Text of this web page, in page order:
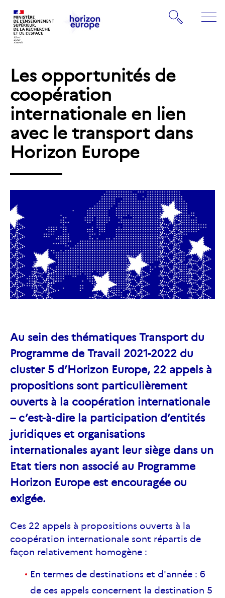
d'accueil
page
d'accueil
Rechercher
Les opportunités de
coopération
internationale en lien
avec le transport dans
Horizon Europe
Au sein des thématiques Transport du
Programme de Travail 2021-2022 du
cluster 5 d’Horizon Europe, 22 appels à
propositions sont particulièrement
ouverts à la coopération internationale
– c’est-à-dire la participation d’entités
juridiques et organisations
internationales ayant leur siège dans un
Etat tiers non associé au Programme
Horizon Europe est encouragée ou
exigée.
Ces 22 appels à propositions ouverts à la
coopération internationale sont répartis de
façon relativement homogène :
En termes de destinations et d'année : 6
de ces appels concernent la destination 5